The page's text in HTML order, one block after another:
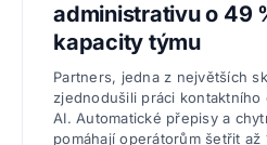
administrativu o 49
kapacity týmu
Partners, jedna z největších
zjednodušili práci kontaktního
AI. Automatické přepisy a
pomáhají operátorům šetřit až